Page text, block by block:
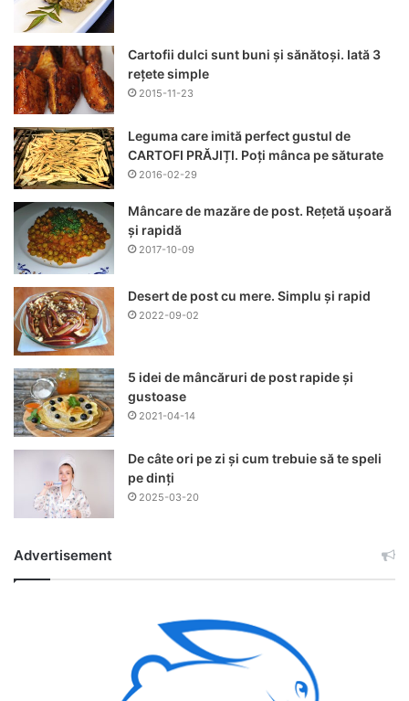
Cartofii dulci sunt buni și sănătoși. Iată 3
rețete simple
2015-11-23
Leguma care imită perfect gustul de
CARTOFI PRĂJIȚI. Poți mânca pe săturate
2016-02-29
Mâncare de mazăre de post. Rețetă ușoară
și rapidă
2017-10-09
Desert de post cu mere. Simplu și rapid
2022-09-02
5 idei de mâncăruri de post rapide și
gustoase
2021-04-14
De câte ori pe zi și cum trebuie să te speli
pe dinți
2025-03-20
Advertisement